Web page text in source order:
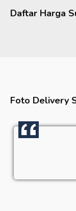
Daftar Harga
Foto Delivery